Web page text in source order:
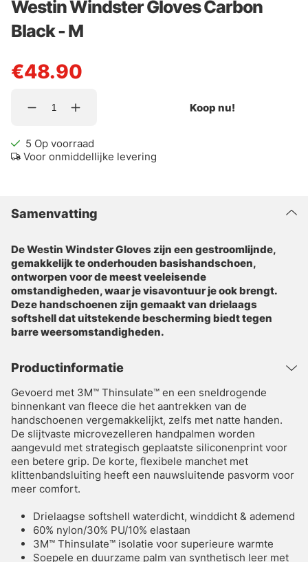
Westin Windster Gloves Carbon
Black - M
€48.90
Koop nu!
5 Op voorraad
Voor onmiddellijke levering
Samenvatting
De Westin Windster Gloves zijn een gestroomlijnde,
gemakkelijk te onderhouden basishandschoen,
ontworpen voor de meest veeleisende
omstandigheden, waar je visavontuur je ook brengt.
Deze handschoenen zijn gemaakt van drielaags
softshell dat uitstekende bescherming biedt tegen
barre weersomstandigheden.
Productinformatie
Gevoerd met 3M™ Thinsulate™ en een sneldrogende
binnenkant van fleece die het aantrekken van de
handschoenen vergemakkelijkt, zelfs met natte handen.
De slijtvaste microvezelleren handpalmen worden
aangevuld met strategisch geplaatste siliconenprint voor
een betere grip. De korte, flexibele manchet met
klittenbandsluiting heeft een nauwsluitende pasvorm voor
meer comfort.
Drielaagse softshell waterdicht, winddicht & ademend
60% nylon/30% PU/10% elastaan
3M™ Thinsulate™ isolatie voor superieure warmte
Soepele en duurzame palm van synthetisch leer met